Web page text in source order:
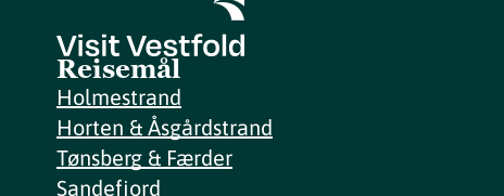
Reisemål
Holmestrand
Horten & Åsgårdstrand
Tønsberg & Færder
Sandefjord